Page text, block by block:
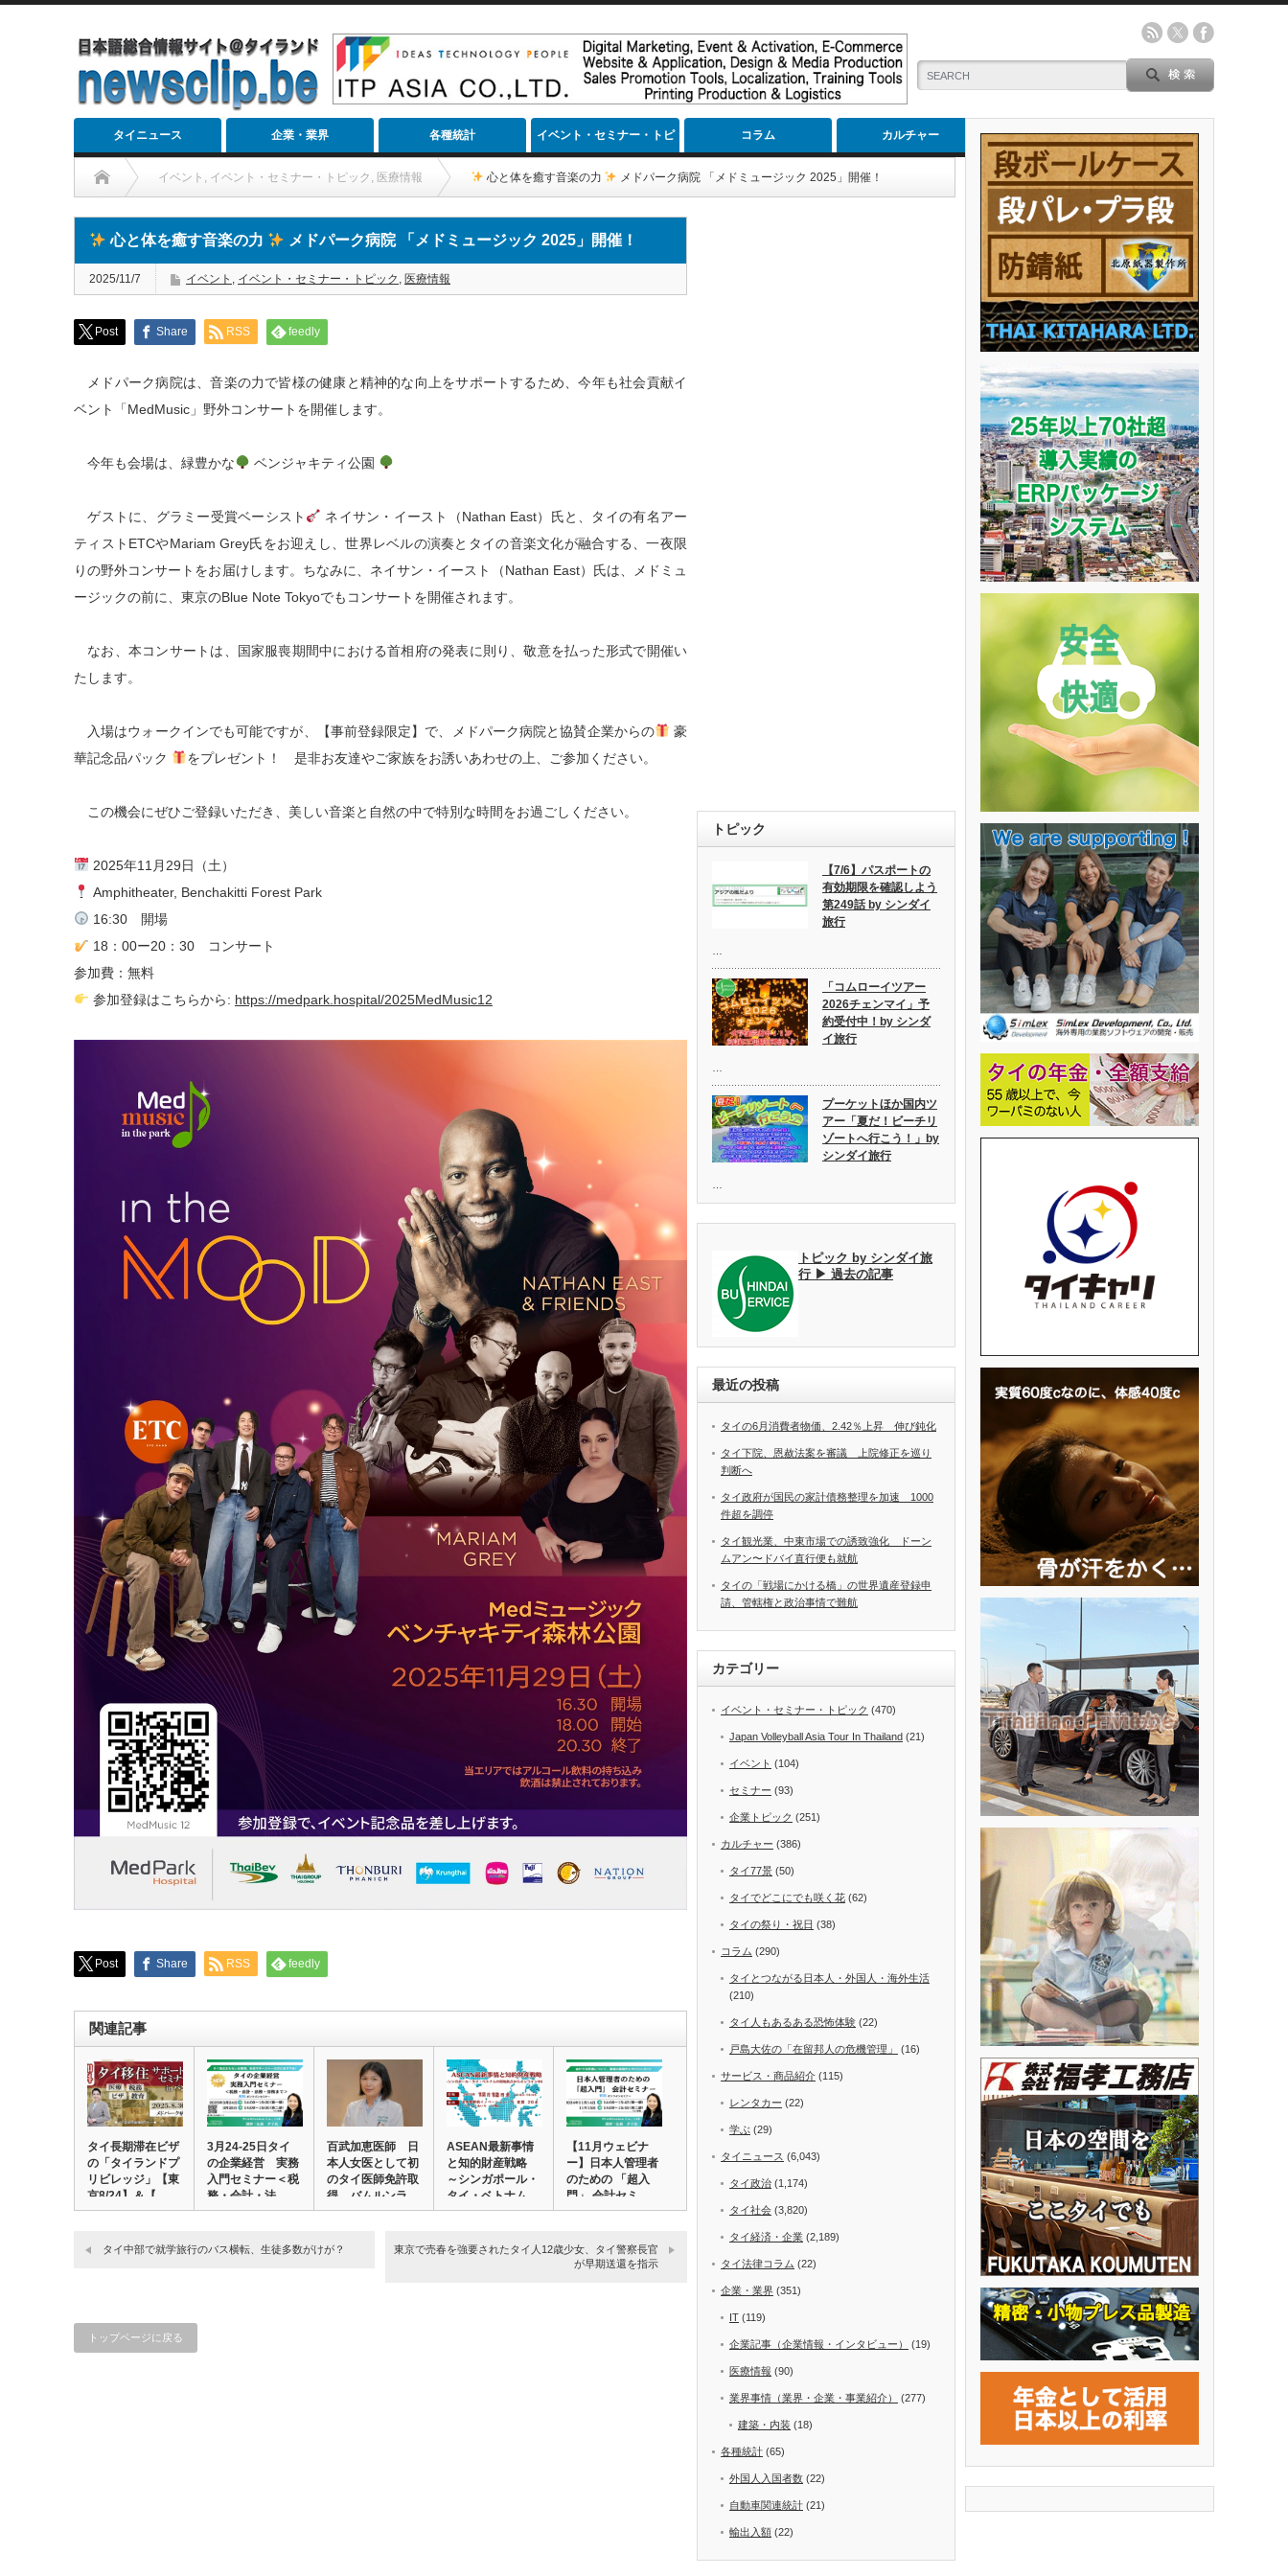
タイニュース 企業・業界 各種統計 イベント・セミナー・トピ
ック
コラム カルチャー
イベント , イベント・セミナー・トピック , 医療情報 心と体を癒す音楽の力 メドパーク病院 「メドミュージック 2025」開催！
心と体を癒す音楽の力 メドパーク病院 「メドミュージック 2025」開催！
2025/11/7 イベント , イベント・セミナー・トピック , 医療情報
Post Share RSS feedly
メドパーク病院は、音楽の力で皆様の健康と精神的な向上をサポートするため、今年も社会貢献イ
ベント「MedMusic」野外コンサートを開催します。
今年も会場は、緑豊かな ベンジャキティ公園
ゲストに、グラミー受賞ベーシスト
ネイサン・イースト（Nathan East）氏と、タイの有名アー
ティストETCやMariam Grey氏をお迎えし、世界レベルの演奏とタイの音楽文化が融合する、一夜限
りの野外コンサートをお届けします。ちなみに、ネイサン・イースト（Nathan East）氏は、メドミュ
ージックの前に、東京のBlue Note Tokyoでもコンサートを開催されます。
なお、本コンサートは、国家服喪期間中における首相府の発表に則り、敬意を払った形式で開催い
たします。
入場はウォークインでも可能ですが、【事前登録限定】で、メドパーク病院と協賛企業からの
豪
華記念品パック
をプレゼント！ 是非お友達やご家族をお誘いあわせの上、ご参加ください。
この機会にぜひご登録いただき、美しい音楽と自然の中で特別な時間をお過ごしください。
2025年11月29日（土）
Amphitheater, Benchakitti Forest Park
16:30 開場
18：00ー20：30 コンサート
参加費：無料
参加登録はこちらから: https://medpark.hospital/2025MedMusic12
Post Share RSS feedly
関連記事
タイ長期滞在ビザ
の「タイランドプ
リビレッジ」【東
京8/24】＆【…
3月24‐25日タイ
の企業経営 実務
入門セミナー＜税
務・会計・法…
百武加恵医師 日
本人女医として初
のタイ医師免許取
得 バムルンラ
ー…
ASEAN最新事情
と知的財産戦略
～シンガポール・
タイ・ベトナム…
【11月ウェビナ
ー】日本人管理者
のための 「超入
門」 会計セミ
ナ…
タイ中部で就学旅行のバス横転、生徒多数がけが？
東京で売春を強要されたタイ人12歳少女、タイ警察長官
が早期送還を指示
トップページに戻る
トピック
【7/6】パスポートの
有効期限を確認しよう
第249話 by シンダイ
旅行
「コムローイツアー
2026チェンマイ」予
約受付中！by シンダ
イ旅行
プーケットほか国内ツ
アー「夏だ！ビーチリ
ゾートへ行こう！」by
シンダイ旅行
トピック by シンダイ旅
行 ▶ 過去の記事
最近の投稿
タイの6月消費者物価、2.42％上昇 伸び鈍化
タイ下院、恩赦法案を審議 上院修正を巡り
判断へ
タイ政府が国民の家計債務整理を加速 1000
件超を調停
タイ観光業、中東市場での誘致強化 ドーン
ムアン〜ドバイ直行便も就航
タイの「戦場にかける橋」の世界遺産登録申
請、管轄権と政治事情で難航
カテゴリー
イベント・セミナー・トピック (470)
Japan Volleyball Asia Tour In Thailand (21)
イベント (104)
セミナー (93)
企業トピック (251)
カルチャー (386)
タイ77景 (50)
タイでどこにでも咲く花 (62)
タイの祭り・祝日 (38)
コラム (290)
タイとつながる日本人・外国人・海外生活
(210)
タイ人もあるある恐怖体験 (22)
戸島大佐の「在留邦人の危機管理」 (16)
サービス・商品紹介 (115)
レンタカー (22)
学ぶ (29)
タイニュース (6,043)
タイ政治 (1,174)
タイ社会 (3,820)
タイ経済・企業 (2,189)
タイ法律コラム (22)
企業・業界 (351)
IT (119)
企業記事（企業情報・インタビュー） (19)
医療情報 (90)
業界事情（業界・企業・事業紹介） (277)
建築・内装 (18)
各種統計 (65)
外国人入国者数 (22)
自動車関連統計 (21)
輸出入額 (22)